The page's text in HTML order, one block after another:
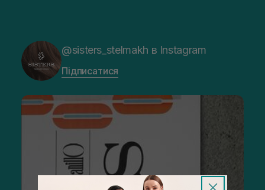
@sisters_stelmakh в Instagram
Підписатися